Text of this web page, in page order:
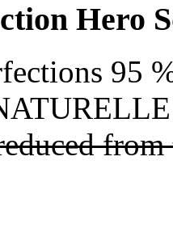
Hero
95
from